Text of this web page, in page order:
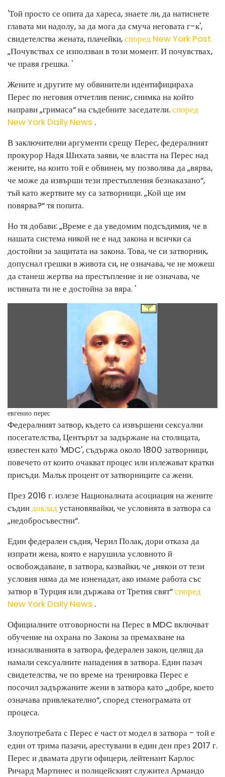
'Той просто се опита да хареса, знаете ли, да натиснете
главата ми надолу, за да мога да смуча неговата г-к',
свидетелства жената, плачейки,според New York Post.
„Почувствах се използван в този момент. И почувствах,
че правя грешка. '
Жените и другите му обвинители идентифицираха
Перес по неговия отчетлив пенис, снимка на който
направи „гримаса“ на съдебните заседатели.според
New York Daily News .
В заключителни аргументи срещу Перес, федералният
прокурор Надя Шихата заяви, че властта на Перес над
жените, на които той е обвинен, му позволява да „вярва,
че може да извърши тези престъпления безнаказано“,
тъй като жертвите му са затворници. „Кой ще им
повярва?“ тя попита.
Но тя добави: „Време е да уведомим подсъдимия, че в
нашата система никой не е над закона и всички са
достойни за защитата на закона. Това, че си затворник,
допуснал грешки в живота си, не означава, че не можеш
да станеш жертва на престъпление и не означава, че
истината ти не е достойна за вяра. '
евгенио перес
Федералният затвор, където са извършени сексуални
посегателства, Центърът за задържане на столицата,
известен като 'MDC', съдържа около 1800 затворници,
повечето от които очакват процес или излежават кратки
присъди. Малък процент от затворниците са жени.
През 2016 г. излезе Националната асоциация на жените
съдиидокладустановявайки, че условията в затвора са
„недобросъвестни“.
Един федерален съдия, Черил Полак, дори отказа да
изпрати жена, която е нарушила условното й
освобождаване, в затвора, казвайки, че „някои от тези
условия няма да ме изненадат, ако имаме работа със
затвор в Турция или държава от Третия свят“според
New York Daily News .
Официалните отговорности на Перес в MDC включват
обучение на охрана по Закона за премахване на
изнасилванията в затвора, федерален закон, целящ да
намали сексуалните нападения в затвора. Един пазач
свидетелства, че по време на тренировка Перес е
посочил задържаните жени в затвора като „добре, което
означава привлекателно“, според стенограмата от
процеса.
Злоупотребата с Перес е част от модел в затвора - той е
един от трима пазачи, арестувани в един ден през 2017 г.
Перес и двамата други офицери, лейтенант Карлос
Ричард Мартинес и полицейският служител Армандо